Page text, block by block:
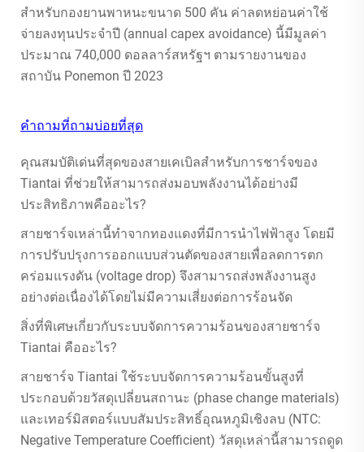
สำหรับกองยานพาหนะขนาด 500 คัน ค่าลดหย่อนค่าใช้
จ่ายลงทุนประจำปี (annual capex avoidance) นี้มีมูลค่า
ประมาณ 740,000 ดอลลาร์สหรัฐฯ ตามรายงานของ
สถาบัน Ponemon ปี 2023
คำถามที่ถามบ่อยที่สุด
คุณสมบัติเด่นที่สุดของสายเคเบิลสำหรับการชาร์จของ
Tiantai ที่ช่วยให้สามารถส่งมอบพลังงานได้อย่างมี
ประสิทธิภาพคืออะไร?
สายชาร์จเหล่านี้ทำจากทองแดงที่มีการนำไฟฟ้าสูง โดยมี
การปรับปรุงการออกแบบส่วนตัดของสายเพื่อลดการตก
คร่อมแรงดัน (voltage drop) จึงสามารถส่งพลังงานสูง
อย่างต่อเนื่องได้โดยไม่มีความเสี่ยงต่อการร้อนจัด
สิ่งที่พิเศษเกี่ยวกับระบบจัดการความร้อนของสายชาร์จ
Tiantai คืออะไร?
สายชาร์จ Tiantai ใช้ระบบจัดการความร้อนขั้นสูงที่
ประกอบด้วยวัสดุเปลี่ยนสถานะ (phase change materials)
และเทอร์มิสตอร์แบบสัมประสิทธิ์อุณหภูมิเชิงลบ (NTC:
Negative Temperature Coefficient) วัสดุเหล่านี้สามารถดูด